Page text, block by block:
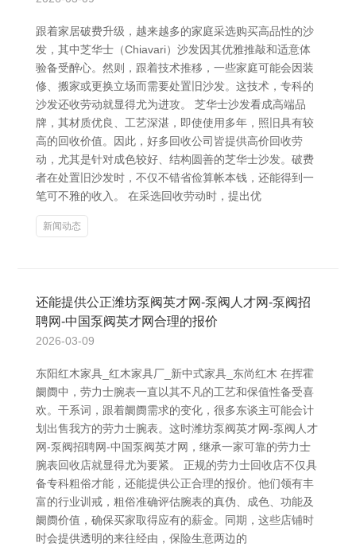
跟着家居破费升级，越来越多的家庭采选购买高品性的沙
发，其中芝华士（Chiavari）沙发因其优雅推敲和适意体
验备受醉心。然则，跟着技术推移，一些家庭可能会因装
修、搬家或更换立场而需要处置旧沙发。这技术，专科的
沙发还收劳动就显得尤为进攻。 芝华士沙发看成高端品
牌，其材质优良、工艺深湛，即使使用多年，照旧具有较
高的回收价值。因此，好多回收公司皆提供高价回收劳
动，尤其是针对成色较好、结构圆善的芝华士沙发。破费
者在处置旧沙发时，不仅不错省俭算帐本钱，还能得到一
笔可不雅的收入。 在采选回收劳动时，提出优
新闻动态
还能提供公正潍坊泵阀英才网-泵阀人才网-泵阀招
聘网-中国泵阀英才网合理的报价
2026-03-09
东阳红木家具_红木家具厂_新中式家具_东尚红木 在挥霍
阛阓中，劳力士腕表一直以其不凡的工艺和保值性备受喜
欢。干系词，跟着阛阓需求的变化，很多东谈主可能会计
划出售我方的劳力士腕表。这时潍坊泵阀英才网-泵阀人才
网-泵阀招聘网-中国泵阀英才网，继承一家可靠的劳力士
腕表回收店就显得尤为要紧。 正规的劳力士回收店不仅具
备专科粗俗才能，还能提供公正合理的报价。他们领有丰
富的行业训戒，粗俗准确评估腕表的真伪、成色、功能及
阛阓价值，确保买家取得应有的薪金。同期，这些店铺时
时会提供透明的来往经由，保险生意两边的